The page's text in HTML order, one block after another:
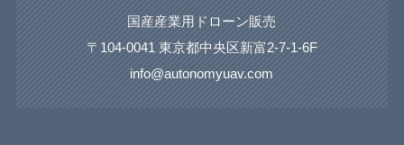
国産産業用ドローン販売
〒104-0041 東京都中央区新富2-7-1-6F
info@autonomyuav.com